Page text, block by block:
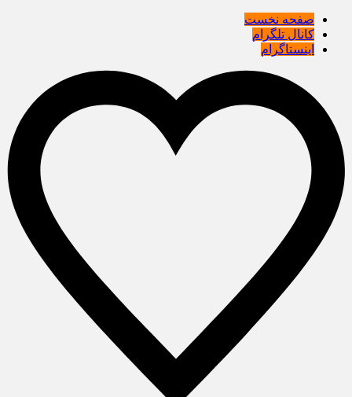
صفحه نخست
کانال تلگرام
اینستاگرام